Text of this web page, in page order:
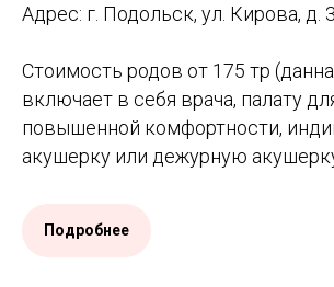
Адрес: г. Подольск, ул. Кирова, д.
Стоимость родов от 175 тр
включает в себя врача, палату
повышенной комфортности,
акушерку или дежурную
Подробнее